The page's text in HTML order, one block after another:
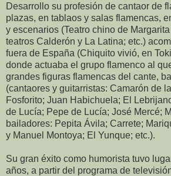
Desarrollo su profesión de cantaor de
plazas, en tablaos y salas flamencas,
y escenarios (Teatro chino de
teatros Calderón y La Latina; etc.)
fuera de España (Chiquito vivió, en
donde actuaba el grupo flamenco al
grandes figuras flamencas del cante,
(cantaores y guitarristas: Camarón de
Fosforito; Juan Habichuela; El
de Lucía; Pepe de Lucía; José Mercé;
bailadores: Pepita Ávila; Carrete;
y Manuel Montoya; El Yunque; etc.).
Su gran éxito como humorista tuvo
años, a partir del programa de